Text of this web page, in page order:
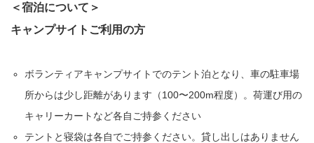
＜宿泊について＞
キャンプサイトご利用の方
ボランティアキャンプサイトでのテント泊となり、車の駐車場
所からは少し距離があります（100〜200m程度）。荷運び用の
キャリーカートなど各自ご持参ください
テントと寝袋は各自でご持参ください。貸し出しはありません